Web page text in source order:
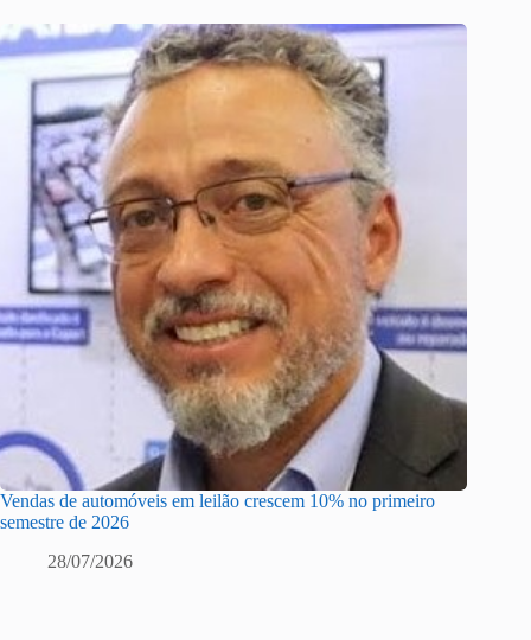
Vendas de automóveis em leilão crescem 10% no primeiro
semestre de 2026
28/07/2026